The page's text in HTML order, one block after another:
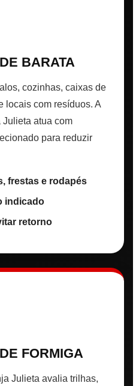
BARATA
cozinhas, caixas de
locais com resíduos. A
atua com
para reduzir
frestas e rodapés
indicado
retorno
FORMIGA
Julieta avalia trilhas,